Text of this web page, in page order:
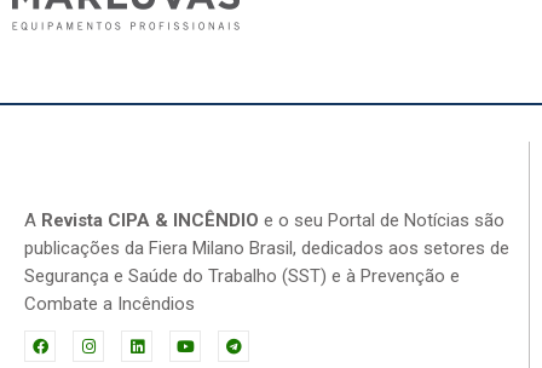
A Revista CIPA & INCÊNDIO e o seu Portal de Notícias são
publicações da Fiera Milano Brasil, dedicados aos setores de
Segurança e Saúde do Trabalho (SST) e à Prevenção e
Combate a Incêndios